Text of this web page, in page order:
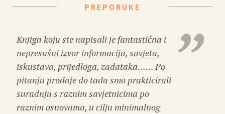
PREPORUKE
Knjiga koju ste napisali je fantastična i
nepresušni izvor informacija, savjeta,
iskustava, prijedloga, zadataka…… Po
pitanju prodaje do tada smo prakticirali
suradnju s raznim savjetnicima po
raznim osnovama, u cilju minimalnog